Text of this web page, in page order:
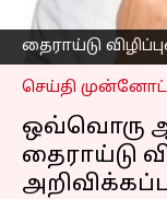
தைராய்டு
எழுதியவர்
செய்தி
ஒவ்வொரு
தைராய்டு